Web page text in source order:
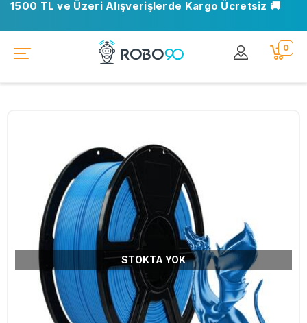
1500 TL ve Üzeri Alışverişlerde Kargo Ücretsiz 🚚
0
STOKTA YOK